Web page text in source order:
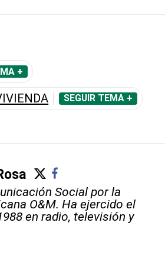
+
SEGUIR TEMA +
Social por la
O&M. Ha ejercido el
en radio, televisión y